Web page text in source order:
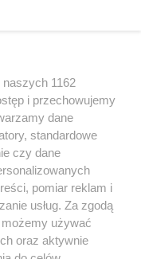
1162
i przechowujemy
dane
standardowe
czy dane
pomiar reklam i
usług. Za zgodą
używać
oraz aktywnie